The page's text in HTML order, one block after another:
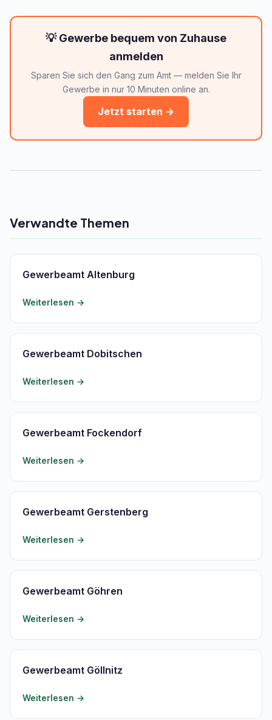
💡 Gewerbe bequem von Zuhause
anmelden
Sparen Sie sich den Gang zum Amt — melden Sie Ihr
Gewerbe in nur 10 Minuten online an.
Jetzt starten →
Verwandte Themen
Gewerbeamt Altenburg
Weiterlesen →
Gewerbeamt Dobitschen
Weiterlesen →
Gewerbeamt Fockendorf
Weiterlesen →
Gewerbeamt Gerstenberg
Weiterlesen →
Gewerbeamt Göhren
Weiterlesen →
Gewerbeamt Göllnitz
Weiterlesen →